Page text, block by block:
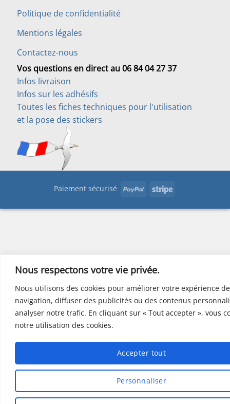
Nous respectons votre vie privée.
Nous utilisons des cookies pour améliorer votre expérience de
navigation, diffuser des publicités ou des contenus
analyser notre trafic. En cliquant sur « Tout accepter », vous
notre utilisation des cookies.
Personnaliser
Accepter tout
Politique de confidentialité
Mentions légales
Contactez-nous
Vos questions en direct au 06 84 04 27 37
Infos livraison
Infos sur les adhésifs
Toutes les fiches techniques pour l'utilisation
et la pose des stickers
Paiement sécurisé PayPal Stripe